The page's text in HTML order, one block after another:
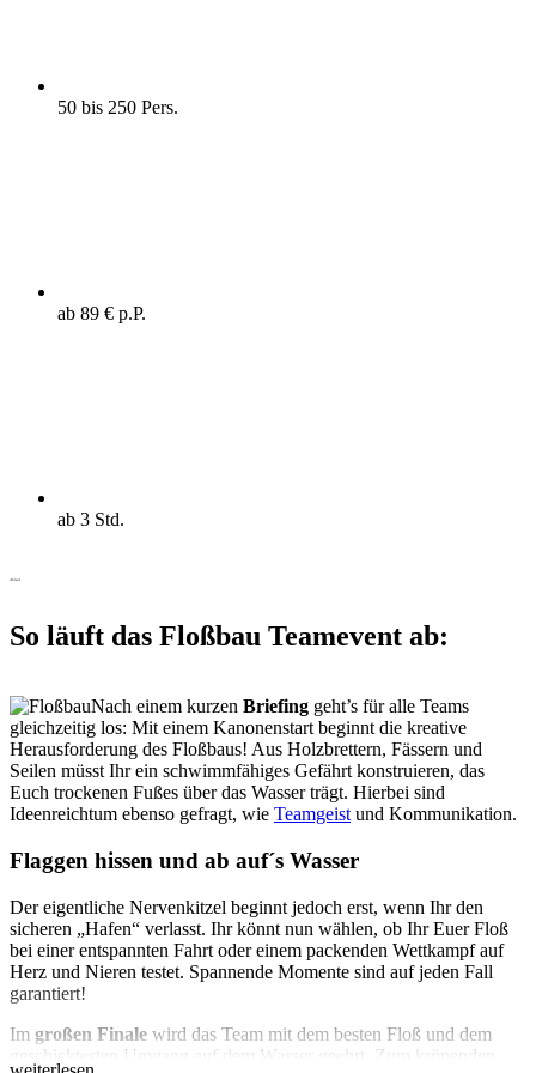
50 bis 250 Pers.
ab 89 € p.P.
ab 3 Std.
Ablauf
So läuft das Floßbau Teamevent ab:
Nach einem kurzen Briefing geht’s für alle Teams
gleichzeitig los: Mit einem Kanonenstart beginnt die kreative
Herausforderung des Floßbaus! Aus Holzbrettern, Fässern und
Seilen müsst Ihr ein schwimmfähiges Gefährt konstruieren, das
Euch trockenen Fußes über das Wasser trägt. Hierbei sind
Ideenreichtum ebenso gefragt, wie Teamgeist und Kommunikation.
Flaggen hissen und ab auf´s Wasser
Der eigentliche Nervenkitzel beginnt jedoch erst, wenn Ihr den
sicheren „Hafen“ verlasst. Ihr könnt nun wählen, ob Ihr Euer Floß
bei einer entspannten Fahrt oder einem packenden Wettkampf auf
Herz und Nieren testet. Spannende Momente sind auf jeden Fall
garantiert!
Im großen Finale wird das Team mit dem besten Floß und dem
geschicktesten Umgang auf dem Wasser geehrt. Zum krönenden